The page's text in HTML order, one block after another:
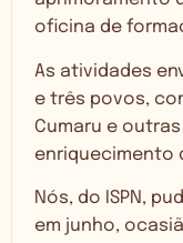
oficina de
As atividades
e três povos,
Cumaru e
enriquecimento
Nós, do ISPN,
em junho,